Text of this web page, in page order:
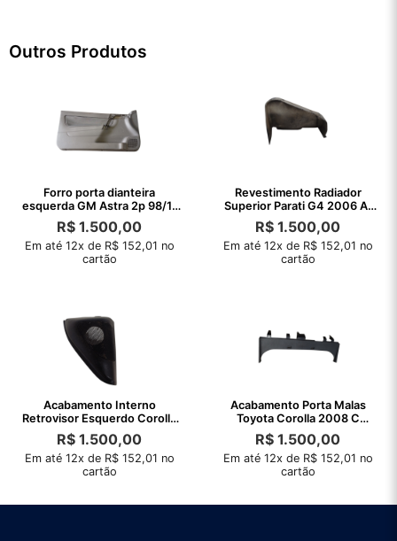
Outros Produtos
Forro porta dianteira
esquerda GM Astra 2p 98/11
C/detalhes
R$ 1.500,00
Em até 12x de R$ 152,01 no
cartão
Revestimento Radiador
Superior Parati G4 2006 A.
2002
R$ 1.500,00
Em até 12x de R$ 152,01 no
cartão
Acabamento Interno
Retrovisor Esquerdo Corolla
2003 A 2008
R$ 1.500,00
Em até 12x de R$ 152,01 no
cartão
Acabamento Porta Malas
Toyota Corolla 2008 C
Detalhe
R$ 1.500,00
Em até 12x de R$ 152,01 no
cartão